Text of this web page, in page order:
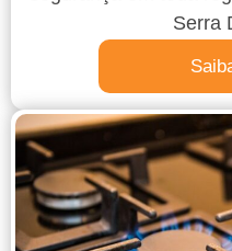
Serra